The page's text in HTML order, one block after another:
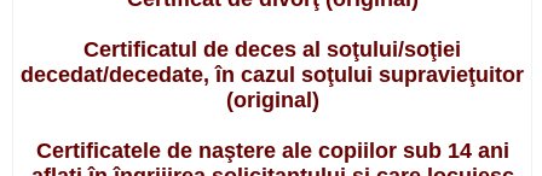
Certificatul de deces al soţului/soţiei
decedat/decedate, în cazul soţului supravieţuitor
(original)
Certificatele de naştere ale copiilor sub 14 ani